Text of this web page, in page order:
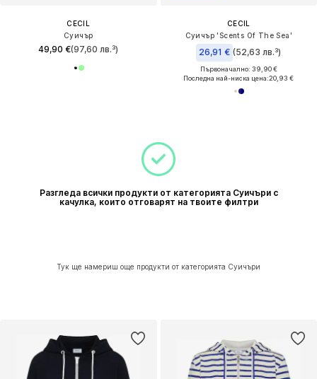
CECIL
Суичър
49,90 €(97,60 лв.³)
CECIL
Суичър 'Scents Of The Sea'
26,91 € (52,63 лв.³)
Първоначално: 39,90 €
Последна най-ниска цена:20,93 €
Разгледа всички продукти от категорията Суичъри с
качулка, които отговарят на твоите филтри
Тук ще намериш още продукти от категорията Суичъри